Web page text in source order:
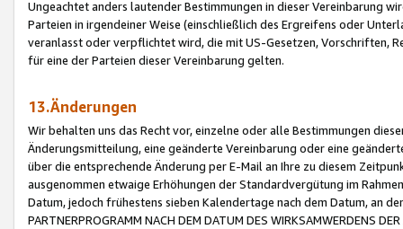
Ungeachtet anders lautender Bestimmungen in dieser Vereinbarung
Parteien in irgendeiner Weise (einschließlich des Ergreifens oder
veranlasst oder verpflichtet wird, die mit US-Gesetzen, Vorschriften,
für eine der Parteien dieser Vereinbarung gelten.
13.Änderungen
Wir behalten uns das Recht vor, einzelne oder alle Bestimmungen
Änderungsmitteilung, eine geänderte Vereinbarung oder eine
über die entsprechende Änderung per E-Mail an Ihre zu diesem
ausgenommen etwaige Erhöhungen der Standardvergütung im
Datum, jedoch frühestens sieben Kalendertage nach dem Datum, an
PARTNERPROGRAMM NACH DEM DATUM DES WIRKSAMWERDENS